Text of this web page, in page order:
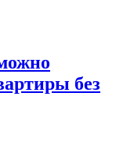
без